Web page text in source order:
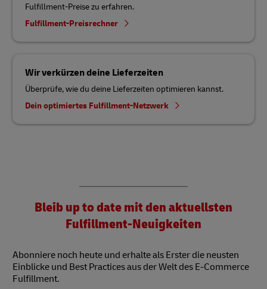
Fulfillment-Preise zu erfahren.
Fulfillment-Preisrechner
Wir verkürzen deine Lieferzeiten
Überprüfe, wie du deine Lieferzeiten optimieren kannst.
Dein optimiertes Fulfillment-Netzwerk
Bleib up to date mit den aktuellsten
Fulfillment-Neuigkeiten
Abonniere noch heute und erhalte als Erster die neusten
Einblicke und Best Practices aus der Welt des E-Commerce
Fulfillment.